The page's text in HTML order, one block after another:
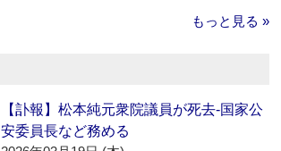
もっと見る »
【訃報】松本純元衆院議員が死去‐国家公
安委員長など務める